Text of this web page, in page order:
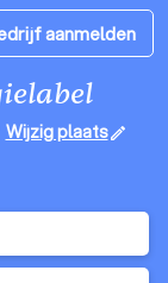
aanmelden
Wijzig plaatsedit